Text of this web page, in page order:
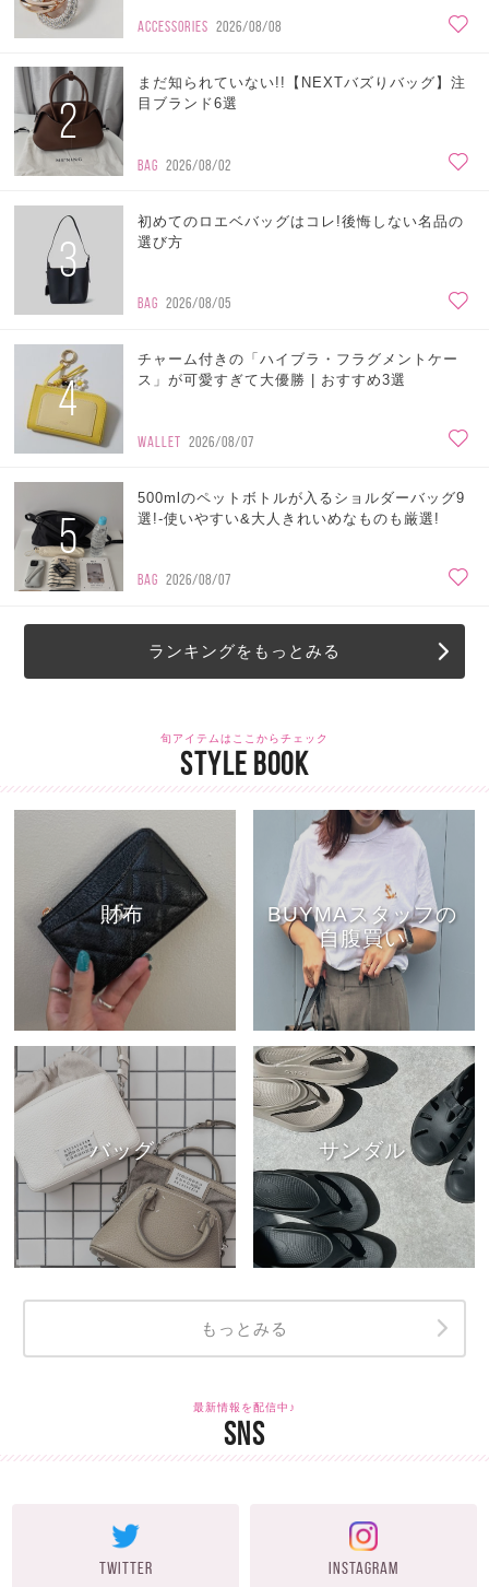
ACCESSORIES 2026/08/08
2
まだ知られていない!!【NEXTバズりバッグ】注
目ブランド6選
BAG 2026/08/02
3
初めてのロエベバッグはコレ!後悔しない名品の
選び方
BAG 2026/08/05
4
チャーム付きの「ハイブラ・フラグメントケー
ス」が可愛すぎて大優勝 | おすすめ3選
WALLET 2026/08/07
5
500mlのペットボトルが入るショルダーバッグ9
選!-使いやすい&大人きれいめなものも厳選!
BAG 2026/08/07
ランキングをもっとみる
旬アイテムはここからチェック
STYLE BOOK
財布
BUYMAスタッフの
自腹買い
バッグ サンダル
もっとみる
最新情報を配信中♪
SNS
TWITTER INSTAGRAM